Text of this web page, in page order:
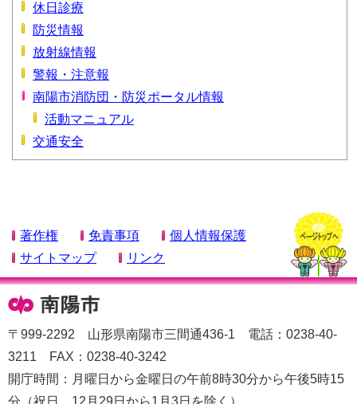
休日診療
防災情報
放射線情報
警報・注意報
南陽市消防団・防災ポータル情報
活動マニュアル
交通安全
著作権 免責事項
個人情報保護
サイトマップ
リンク
〒999-2292 山形県南陽市三間通436-1 電話：0238-40-
3211 FAX：0238-40-3242
開庁時間：月曜日から金曜日の午前8時30分から午後5時15
分（祝日、12月29日から1月3日を除く）